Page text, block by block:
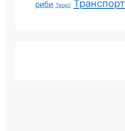
риби Теорії Транспорт